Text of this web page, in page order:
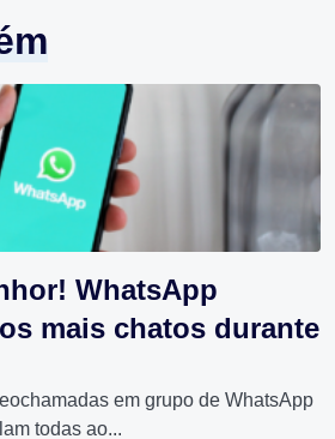
WhatsApp
mais chatos durante
em grupo de WhatsApp
todas ao...